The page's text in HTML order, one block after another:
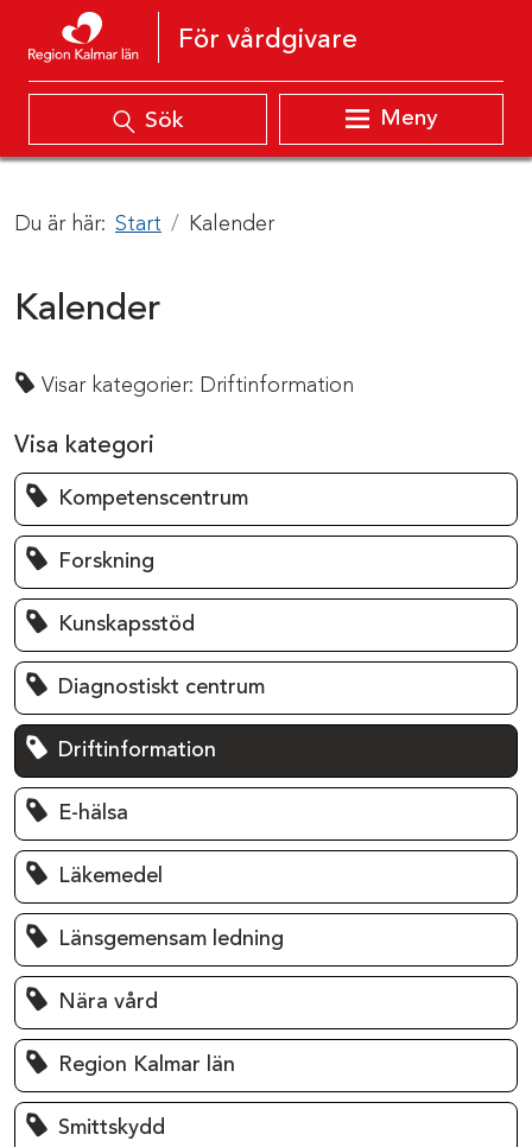
Hoppa till innehåll
För vårdgivare
Sök Meny
Du är här: Start Kalender
Kalender
Visar kategorier: Driftinformation
Visa kategori
Kompetenscentrum
Forskning
Kunskapsstöd
Diagnostiskt centrum
Driftinformation
E-hälsa
Läkemedel
Länsgemensam ledning
Nära vård
Region Kalmar län
Smittskydd